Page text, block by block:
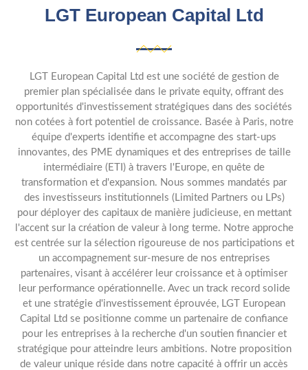
LGT European Capital Ltd
LGT European Capital Ltd est une société de gestion de
premier plan spécialisée dans le private equity, offrant des
opportunités d'investissement stratégiques dans des sociétés
non cotées à fort potentiel de croissance. Basée à Paris, notre
équipe d'experts identifie et accompagne des start-ups
innovantes, des PME dynamiques et des entreprises de taille
intermédiaire (ETI) à travers l'Europe, en quête de
transformation et d'expansion. Nous sommes mandatés par
des investisseurs institutionnels (Limited Partners ou LPs)
pour déployer des capitaux de manière judicieuse, en mettant
l'accent sur la création de valeur à long terme. Notre approche
est centrée sur la sélection rigoureuse de nos participations et
un accompagnement sur-mesure de nos entreprises
partenaires, visant à accélérer leur croissance et à optimiser
leur performance opérationnelle. Avec un track record solide
et une stratégie d'investissement éprouvée, LGT European
Capital Ltd se positionne comme un partenaire de confiance
pour les entreprises à la recherche d'un soutien financier et
stratégique pour atteindre leurs ambitions. Notre proposition
de valeur unique réside dans notre capacité à offrir un accès